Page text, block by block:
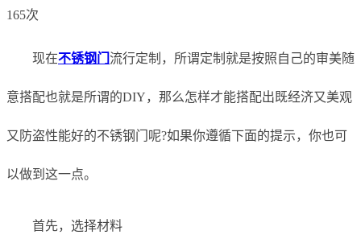
165次
现在不锈钢门 流行定制，所谓定制就是按照自己的审美随
意搭配也就是所谓的DIY，那么怎样才能搭配出既经济又美观
又防盗性能好的不锈钢门呢?如果你遵循下面的提示，你也可
以做到这一点。
首先，选择材料